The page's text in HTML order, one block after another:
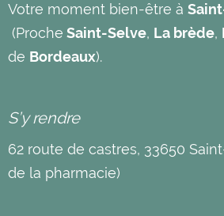
Votre moment bien-être à
(Proche Saint-Selve, La brède,
de Bordeaux).
S’y rendre
62 route de castres, 33650
de la pharmacie)